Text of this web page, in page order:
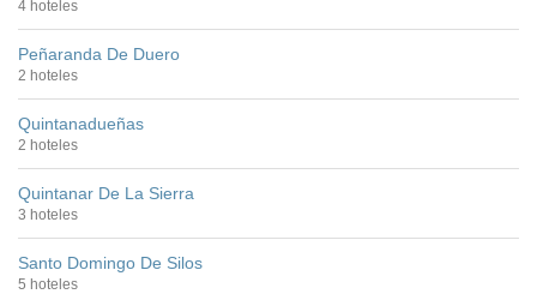
4 hoteles
Peñaranda De Duero
2 hoteles
Quintanadueñas
2 hoteles
Quintanar De La Sierra
3 hoteles
Santo Domingo De Silos
5 hoteles